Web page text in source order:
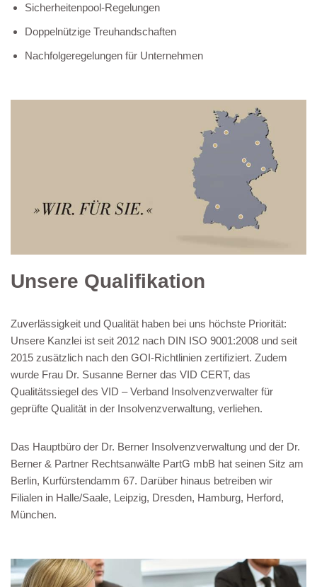
Sicherheitenpool-Regelungen
Doppelnützige Treuhandschaften
Nachfolgeregelungen für Unternehmen
Unsere Qualifikation
Zuverlässigkeit und Qualität haben bei uns höchste Priorität:
Unsere Kanzlei ist seit 2012 nach DIN ISO 9001:2008 und seit
2015 zusätzlich nach den GOI-Richtlinien zertifiziert. Zudem
wurde Frau Dr. Susanne Berner das VID CERT, das
Qualitätssiegel des VID – Verband Insolvenzverwalter für
geprüfte Qualität in der Insolvenzverwaltung, verliehen.
Das Hauptbüro der Dr. Berner Insolvenzverwaltung und der Dr.
Berner & Partner Rechtsanwälte PartG mbB hat seinen Sitz am
Berlin, Kurfürstendamm 67. Darüber hinaus betreiben wir
Filialen in Halle/Saale, Leipzig, Dresden, Hamburg, Herford,
München.